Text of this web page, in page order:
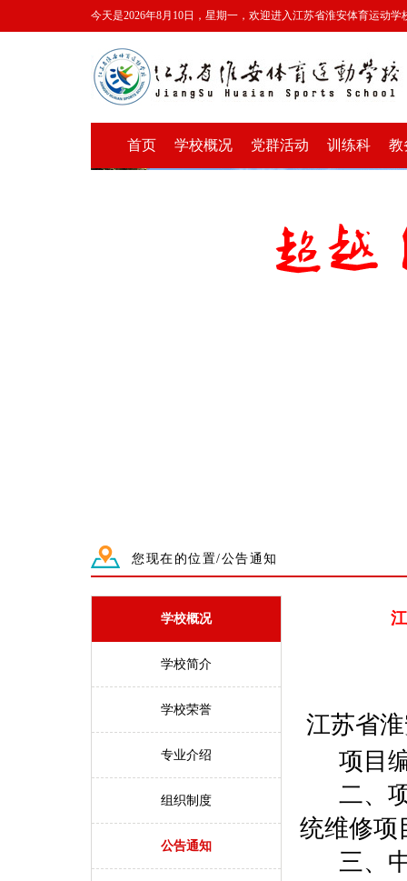
今天是2026年8月10日，星期一，欢迎进入江苏省淮安体育运动学
首页 学校概况 党群活动 训练科 教
您现在的位置/公告通知
学校概况
学校简介
学校荣誉
专业介绍
组织制度
公告通知
江苏省
项目
二、
统维修项
三、